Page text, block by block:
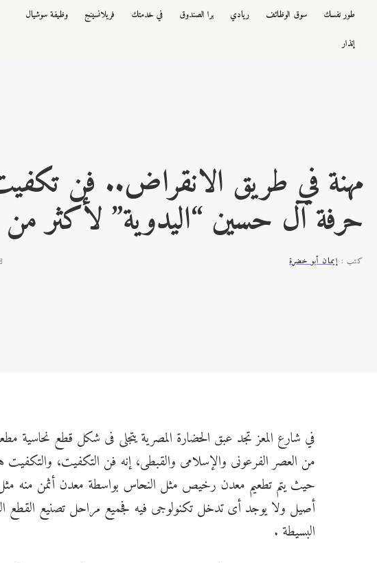
طور نفسك سوق الوظائف ريادي برا الصندوق في خدمتك فريلانسينج
وظيفة سوشيال
إنذار
مهنة في طريق الانقراض.. فن
حرفة آل حسين “اليدوية” لأكثر من
كتب : إيمان أبو خضرة
في شارع المعز تجد عبق الحضارة المصرية يتجلى فى شكل قطع
من العصر الفرعونى والإسلامى والقبطى، إنه فن التكفيت، والتكفيت
حيث يتم تطعيم معدن رخيص مثل النحاس بواسطة معدن أثمن منه
أصيل ولا يوجد أى تدخل تكنولوجى فيه فجميع مراحل تصنيع القطع
البسيطة .